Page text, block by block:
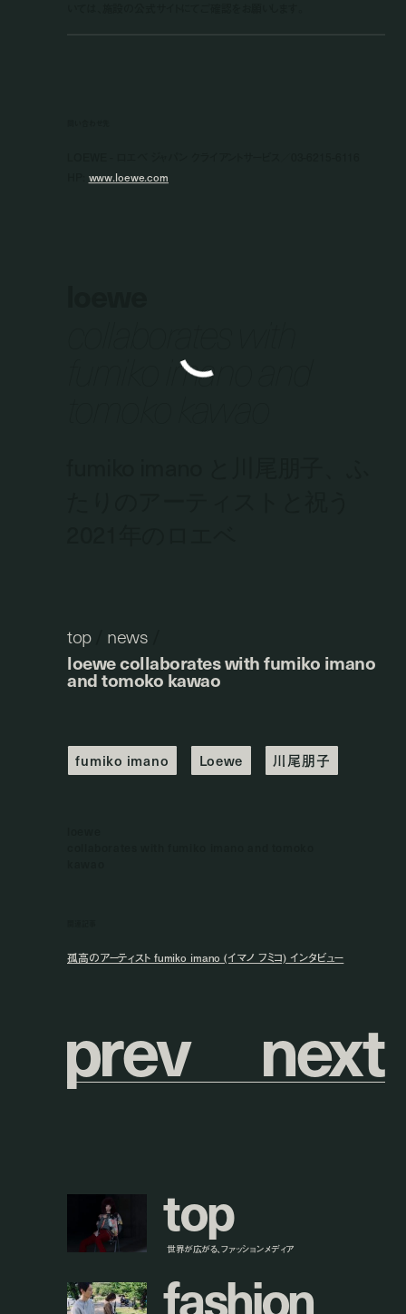
www.loewe.com
fumiko imano and
top/ news
loewe collaborates with fumiko imano
and tomoko kawao
fumiko imano Loewe 川尾朋子
孤高のアーティスト fumiko imano (イマノ フミコ) インタビュー
prev next
top
世界が広がる、ファッションメディア
fashion